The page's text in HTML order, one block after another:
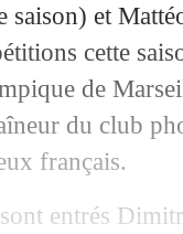
saison) et
cette
de
du club
français.
entrés
City selon
le
Håland